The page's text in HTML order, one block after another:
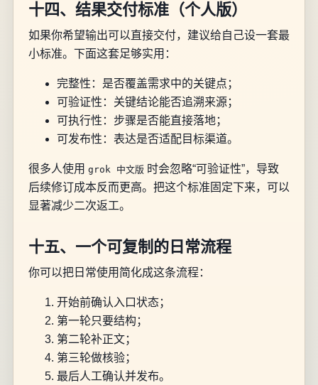
十四、结果交付标准（个人版）
如果你希望输出可以直接交付，建议给自己设一套最
小标准。下面这套足够实用：
完整性：是否覆盖需求中的关键点；
可验证性：关键结论能否追溯来源；
可执行性：步骤是否能直接落地；
可发布性：表达是否适配目标渠道。
很多人使用 grok 中文版 时会忽略“可验证性”，导致
后续修订成本反而更高。把这个标准固定下来，可以
显著减少二次返工。
十五、一个可复制的日常流程
你可以把日常使用简化成这条流程：
开始前确认入口状态；
第一轮只要结构；
第二轮补正文；
第三轮做核验；
最后人工确认并发布。